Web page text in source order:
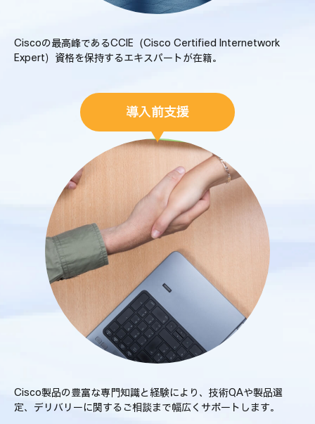
Ciscoの最高峰であるCCIE （Cisco Certified Internetwork
Expert）資格を保持するエキスパートが在籍。
導入前支援
Cisco製品の豊富な専門知識と経験により、 技術QAや製品選
定、デリバリーに関するご相談まで幅広くサポートします。